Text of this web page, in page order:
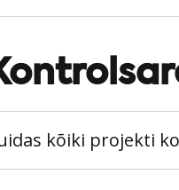
kõiki projekti